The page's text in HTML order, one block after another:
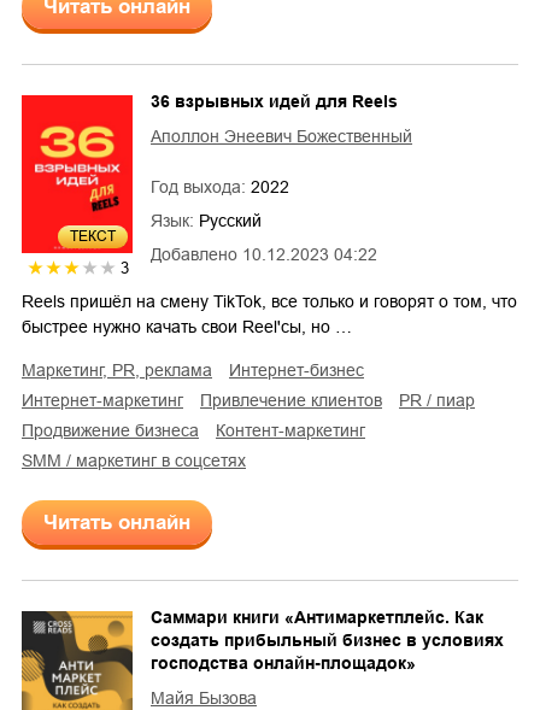
Читать онлайн
ТЕКСТ
3
Добавлено 10.12.2023 04:22
36 взрывных идей для Reels
Аполлон Энеевич Божественный
Год выхода: 2022
Язык: Русский
Reels пришёл на смену TikTok, все только и говорят о том, что
быстрее нужно качать свои Reel'сы, но …
маркетинг, PR, реклама
интернет-бизнес
интернет-маркетинг
привлечение клиентов
PR / пиар
продвижение бизнеса
контент-маркетинг
SMM / маркетинг в соцсетях
Читать онлайн
Саммари книги «Антимаркетплейс. Как
создать прибыльный бизнес в условиях
господства онлайн-площадок»
Майя Бызова